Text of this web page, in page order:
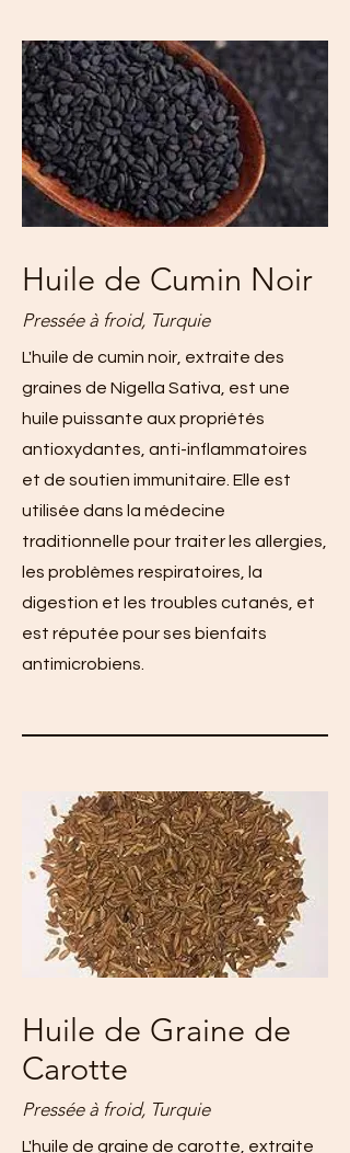
Huile de Cumin Noir
Pressée à froid, Turquie
L'huile de cumin noir, extraite des
graines de Nigella Sativa, est une
huile puissante aux propriétés
antioxydantes, anti-inflammatoires
et de soutien immunitaire. Elle est
utilisée dans la médecine
traditionnelle pour traiter les allergies,
les problèmes respiratoires, la
digestion et les troubles cutanés, et
est réputée pour ses bienfaits
antimicrobiens.
Huile de Graine de
Carotte
Pressée à froid, Turquie
L'huile de graine de carotte, extraite